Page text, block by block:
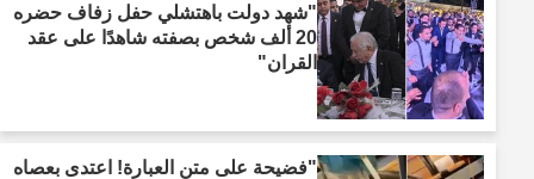
"شهد دولت باهتشلي حفل زفاف حضره
20 ألف شخص بصفته شاهدًا على عقد
القران"
"فضيحة على متن العبارة! اعتدى بعصاه